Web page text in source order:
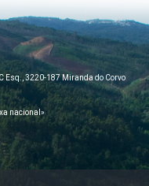
Esq., 3220-187 Miranda do Corvo
nacional»